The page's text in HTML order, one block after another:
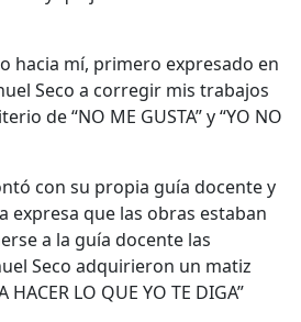
hacia mí, primero expresado en
Seco a corregir mis trabajos
de “NO ME GUSTA” y “YO NO
con su propia guía docente y
expresa que las obras estaban
a la guía docente las
Seco adquirieron un matiz
HACER LO QUE YO TE DIGA”